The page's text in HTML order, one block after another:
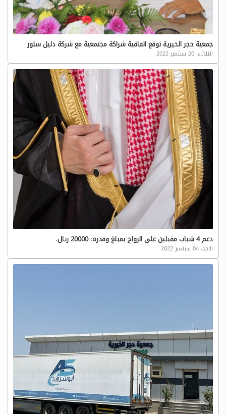
جمعية حجر الخيرية توقع اتفاقية شراكة مجتمعية مع شركة دليل ستور
الثلاثاء، 20 سبتمبر 2022
دعم 4 شباب مقبلين على الزواج بمبلغ وقدره: 20000 ريال.
الاحد، 04 سبتمبر 2022